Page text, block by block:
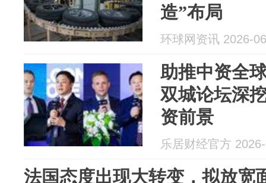
造”布局
环球网资讯 2026-
助推中资全
双城论坛深
资前景
乐居财经官方
法国态度出现大转变，拟放宽